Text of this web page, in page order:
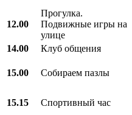
12.00
Прогулка.
Подвижные игры на
улице
14.00
Клуб общения
15.00 Собираем пазлы
15.15
Спортивный час